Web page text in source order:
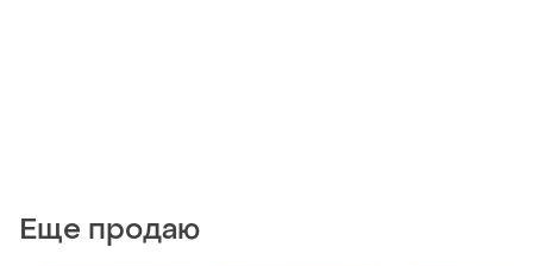
Еще продаю